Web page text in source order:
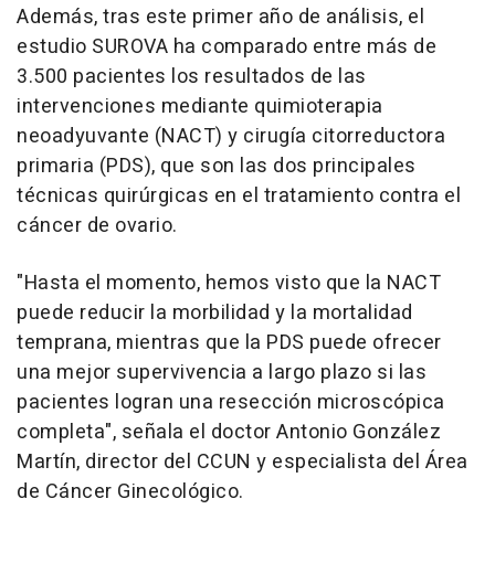
Además, tras este primer año de análisis, el
estudio SUROVA ha comparado entre más de
3.500 pacientes los resultados de las
intervenciones mediante quimioterapia
neoadyuvante (NACT) y cirugía citorreductora
primaria (PDS), que son las dos principales
técnicas quirúrgicas en el tratamiento contra el
cáncer de ovario.
"Hasta el momento, hemos visto que la NACT
puede reducir la morbilidad y la mortalidad
temprana, mientras que la PDS puede ofrecer
una mejor supervivencia a largo plazo si las
pacientes logran una resección microscópica
completa", señala el doctor Antonio González
Martín, director del CCUN y especialista del Área
de Cáncer Ginecológico.